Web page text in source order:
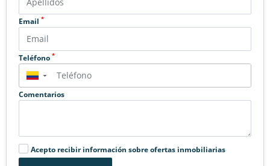
Email *
Teléfono *
▼
Comentarios
Acepto recibir información sobre ofertas inmobiliarias